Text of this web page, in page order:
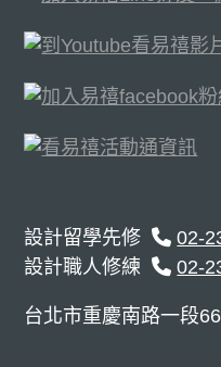
設計留學先修
02-
設計職人修練
02-
台北市重慶南路一段